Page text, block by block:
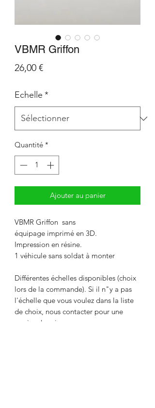
VBMR Griffon
26,00 €Prix
Echelle *
Quantité *
Ajouter au panier
VBMR Griffon sans
équipage imprimé en 3D.
Impression en résine.
1 véhicule sans soldat à monter
Différentes échelles disponibles (choix
lors de la commande). Si il n"y a pas
l'échelle que vous voulez dans la liste
de choix, nous contacter pour une
remise de prix.